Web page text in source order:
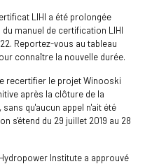
LIHI a été prolongée
manuel de certification LIHI
Reportez-vous au tableau
connaître la nouvelle durée.
recertifier le projet Winooski
après la clôture de la
qu'aucun appel n'ait été
s'étend du 29 juillet 2019 au 28
Institute a approuvé